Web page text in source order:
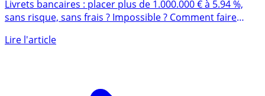
Livrets bancaires : placer plus de 1.000.000 € à 5.94 %,
pour (...)